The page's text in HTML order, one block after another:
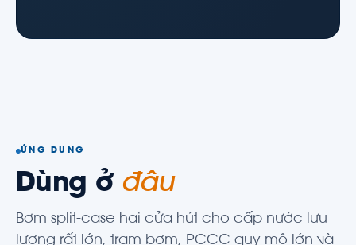
ỨNG DỤNG
Dùng ở đâu
Bơm split-case hai cửa hút cho cấp nước lưu
lượng rất lớn, trạm bơm, PCCC quy mô lớn và